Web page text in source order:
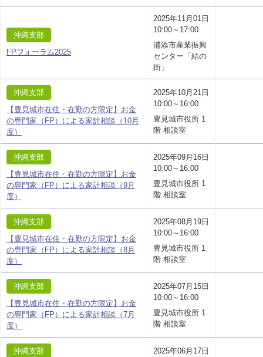
沖縄支部
FPフォーラム2025
2025年11月01日
10:00～17:00
浦添市産業振興
センター「結の
街」
沖縄支部
【豊見城市在住・在勤の方限定】お金
の専門家（FP）による家計相談（10月
度）
2025年10月21日
10:00～16:00
豊見城市役所 1
階 相談室
沖縄支部
【豊見城市在住・在勤の方限定】お金
の専門家（FP）による家計相談（9月
度）
2025年09月16日
10:00～16:00
豊見城市役所 1
階 相談室
沖縄支部
【豊見城市在住・在勤の方限定】お金
の専門家（FP）による家計相談（8月
度）
2025年08月19日
10:00～16:00
豊見城市役所 1
階 相談室
沖縄支部
【豊見城市在住・在勤の方限定】お金
の専門家（FP）による家計相談（7月
度）
2025年07月15日
10:00～16:00
豊見城市役所 1
階 相談室
沖縄支部
2025年06月17日